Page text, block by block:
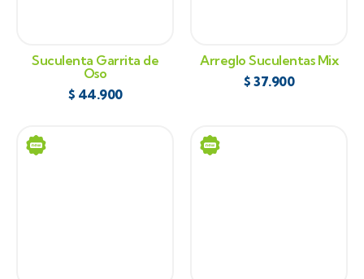
Suculenta Garrita de
Oso
$ 44.900
Arreglo Suculentas Mix
$ 37.900